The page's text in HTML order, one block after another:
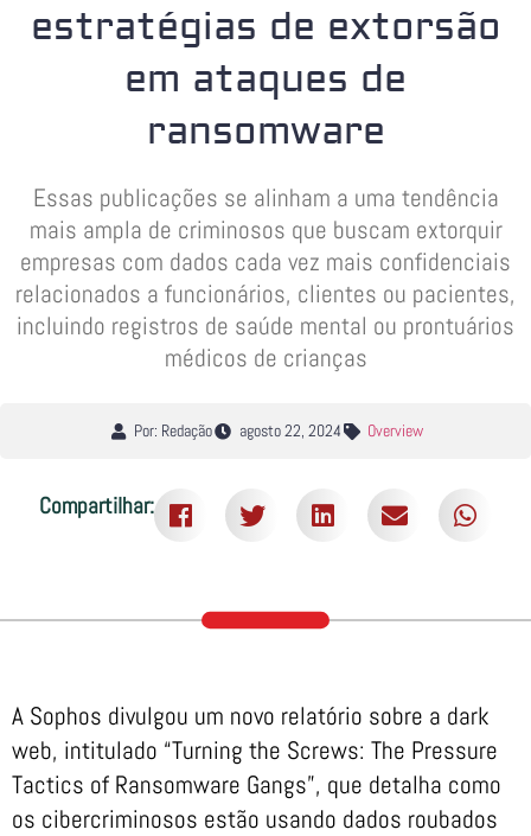
estratégias de extorsão
em ataques de
ransomware
Essas publicações se alinham a uma tendência
mais ampla de criminosos que buscam extorquir
empresas com dados cada vez mais confidenciais
relacionados a funcionários, clientes ou pacientes,
incluindo registros de saúde mental ou prontuários
médicos de crianças
Por: Redação agosto 22, 2024 Overview
Compartilhar:
A Sophos divulgou um novo relatório sobre a dark
web, intitulado “Turning the Screws: The Pressure
Tactics of Ransomware Gangs”, que detalha como
os cibercriminosos estão usando dados roubados